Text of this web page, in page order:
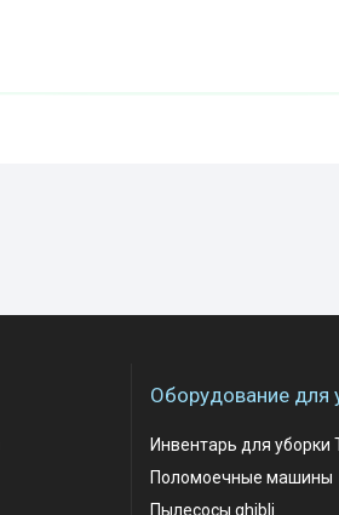
Оборудование для
Инвентарь для уборки
Поломоечные машины
Пылесосы ghibli